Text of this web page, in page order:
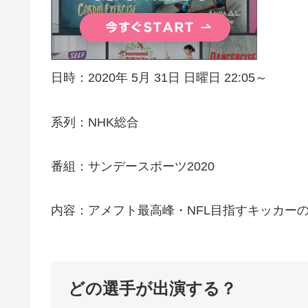
日時：2020年 5月 31日 日曜日 22:05～
系列：NHK総合
番組：サンデースポーツ2020
内容：アメフト最高峰・NFL目指すキッカー
どの選手が出演する？